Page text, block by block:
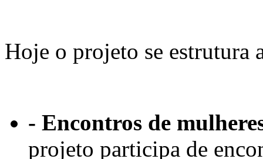
Hoje o projeto se estrutura
- Encontros de
projeto participa de